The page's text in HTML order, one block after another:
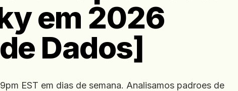
em 2026
Dados]
EST em dias de semana. Analisamos padroes de